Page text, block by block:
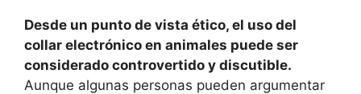
Desde un punto de vista ético, el uso del
collar electrónico en animales puede ser
considerado controvertido y discutible.
Aunque algunas personas pueden argumentar